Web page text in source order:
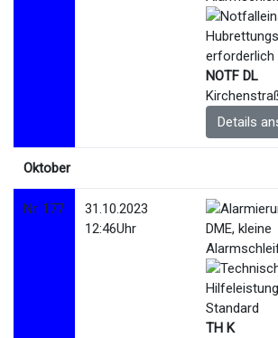
NOTF DL
Details
Oktober
Nr. 177
31.10.2023
12:46Uhr
TH K